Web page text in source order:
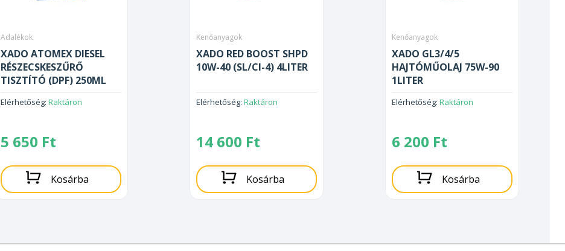
Adalékok
XADO ATOMEX DIESEL
RÉSZECSKESZŰRŐ
TISZTÍTÓ (DPF) 250ML
Elérhetőség: Raktáron
5 650 Ft
Kosárba
Kenőanyagok
XADO RED BOOST SHPD
10W-40 (SL/CI-4) 4LITER
Elérhetőség: Raktáron
14 600 Ft
Kosárba
Kenőanyagok
XADO GL3/4/5
HAJTÓMŰOLAJ 75W-90
1LITER
Elérhetőség: Raktáron
6 200 Ft
Kosárba